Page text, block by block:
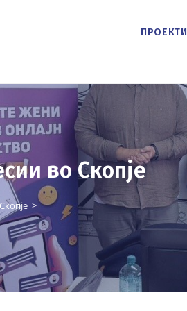
ПРОЕКТИ
во Скопје
>